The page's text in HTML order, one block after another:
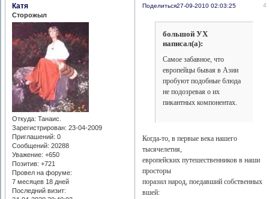
Поделиться 4
27-09-2010 02:03:25
Катя
Сторожыл
Откуда: Танаис.
Зарегистрирован: 23-04-2009
Приглашений: 0
Сообщений: 20288
Уважение: +650
Позитив: +721
Провел на форуме:
7 месяцев 18 дней
Последний визит:
большой УХ
написал(а):
Самое забавное, что
европейцы бывая в Азии
пробуют подобные блюда
не подозревая о их
пикантных компонентах.
Когда-то, в первые века нашего
тысячелетия,
европейских путешественников в наши
просторы
поразил народ, поедавший собственных
вшей: